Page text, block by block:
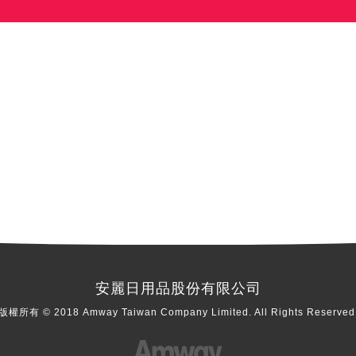
安麗日用品股份有限公司
權所有 © 2018 Amway Taiwan Company Limited. All Rights